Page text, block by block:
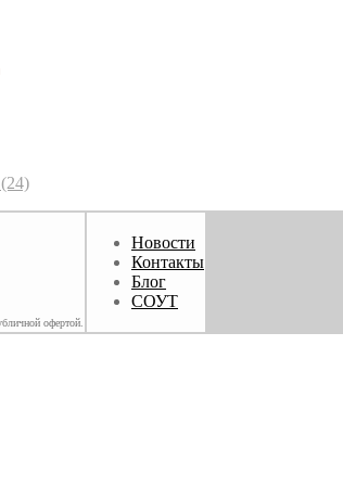
(24)
офертой.
Новости
Контакты
Блог
СОУТ